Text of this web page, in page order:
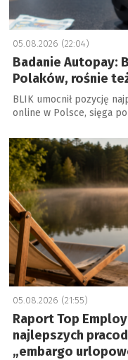
05.08.2026 (22:04)
Badanie Autopay:
Polaków, rośnie
BLIK umocnił pozycję
online w Polsce, sięga
a
05.08.2026 (21:55)
Raport Top
najlepszych
„embargo